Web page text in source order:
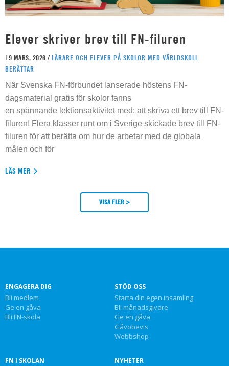
Elever skriver brev till FN-filuren
19 MARS, 2026 / LÄRARE OCH ELEVER PÅ SKOLOR MED VÄRLDSKOLL
BERÄTTAR
När Svenska FN-förbundet lanserade höstens FN-
dagsmaterial gratis för skolor fanns
en spännande lektionsaktivitet med: att skriva ett brev till FN-
filuren! Flera klasser runt om i Sverige skickade brev till FN-
filuren för att berätta om hur de arbetar med de globala
målen och för
LÄS MER
VISA FLER >
ENGAGERA DIG
Bli medlem
Ge en gåva
Bli FN-skola
STÖD OSS
Starta din egen insamling
Bli månadsgivare
Ge en gåva
Gåvobevis
Webbshop
FN I SKOLAN NYHETER